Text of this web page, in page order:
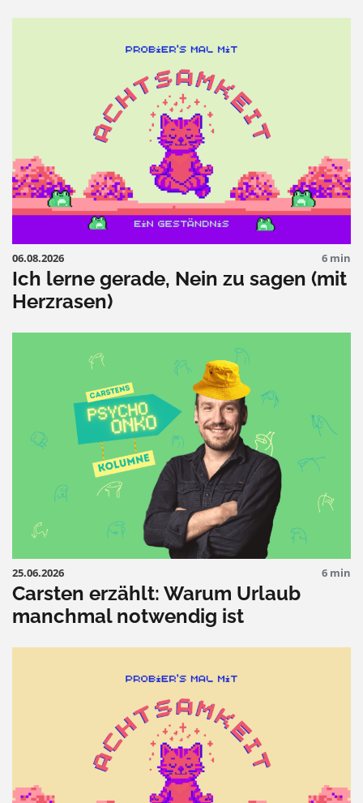
06.08.2026 6 min
Ich lerne gerade, Nein zu sagen (mit
Herzrasen)
25.06.2026 6 min
Carsten erzählt: Warum Urlaub
manchmal notwendig ist